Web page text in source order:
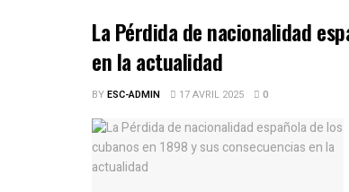
La Pérdida de nacionalidad
en la actualidad
BYESC-ADMIN 17 AVRIL 2025 0